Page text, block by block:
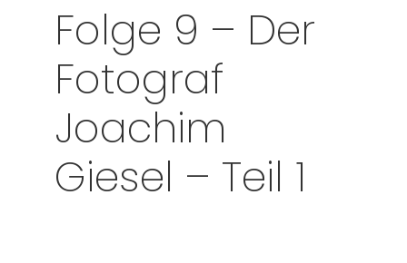
Folge 9 – Der
Fotograf
Joachim
Giesel – Teil 1